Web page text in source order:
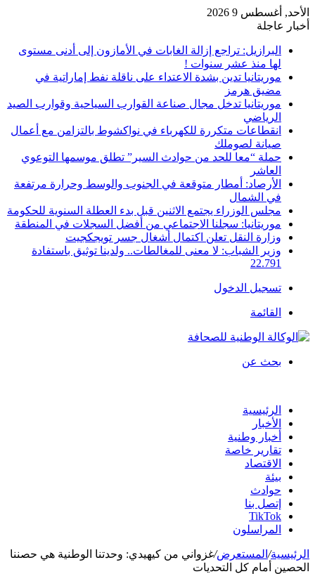
الأحد, أغسطس 9 2026
أخبار عاجلة
البرازيل: تراجع إزالة الغابات في الأمازون إلى أدنى مستوى
لها منذ عشر سنوات !
موريتانيا تدين بشدة الاعتداء على ناقلة نفط إماراتية في
مضيق هرمز
موريتانيا تدخل مجال صناعة القوارب السياحية وقوارب الصيد
الرياضي
انقطاعات متكررة للكهرباء في نواكشوط بالتزامن مع أعمال
صيانة لصوملك
حملة “معا للحد من حوادث السير” تطلق موسمها التوعوي
العاشر
الأرصاد: أمطار متوقعة في الجنوب والوسط وحرارة مرتفعة
في الشمال
مجلس الوزراء يجتمع الاثنين قبل بدء العطلة السنوية للحكومة
موريتانيا: سجلنا الاجتماعي من أفضل السجلات في المنطقة
وزارة النقل تعلن اكتمال أشغال جسر تويجكجيت
وزير الشباب: لا معنى للمغالطات.. ولدينا توثيق باستفادة
22.791
تسجيل الدخول
القائمة
بحث عن
الرئيسية
الأخبار
أخبار وطنية
تقارير خاصة
الاقتصاد
بيئة
حوادث
إتصل بنا
TikTok
المراسلون
الرئيسية/ المستعرض/غزواني من كيهيدي: وحدتنا الوطنية هي حصننا
الحصين أمام كل التحديات